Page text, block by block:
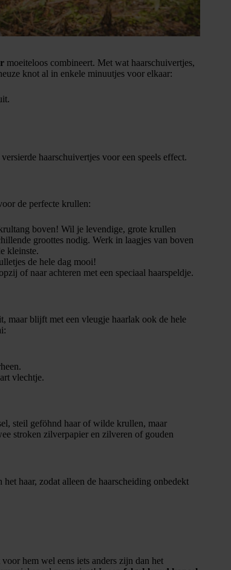
moeiteloos combineert. Met wat haarschuivertjes,
knot al in enkele minuutjes voor elkaar:
haarschuivertjes voor een speels effect.
de perfecte krullen:
boven! Wil je levendige, grote krullen
groottes nodig. Werk in laagjes van boven
kleinste.
de hele dag mooi!
of naar achteren met een speciaal haarspeldje.
maar blijft met een vleugje haarlak ook de hele
vlechtje.
steil geföhnd haar of wilde krullen, maar
stroken zilverpapier en zilveren of gouden
haar, zodat alleen de haarscheiding onbedekt
hem wel eens iets anders zijn dan het